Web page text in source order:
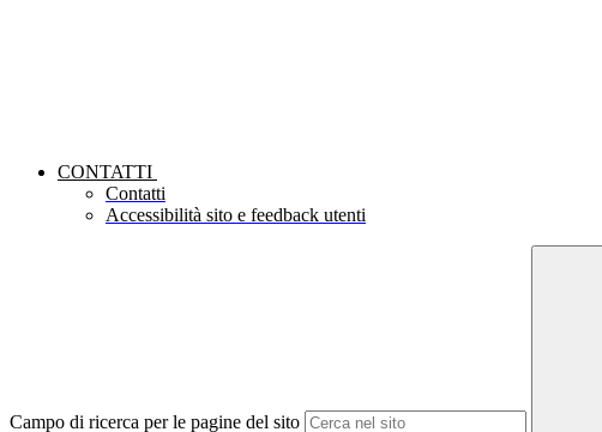
CONTATTI
Contatti
Accessibilità sito e feedback utenti
Campo di ricerca per le pagine del sito